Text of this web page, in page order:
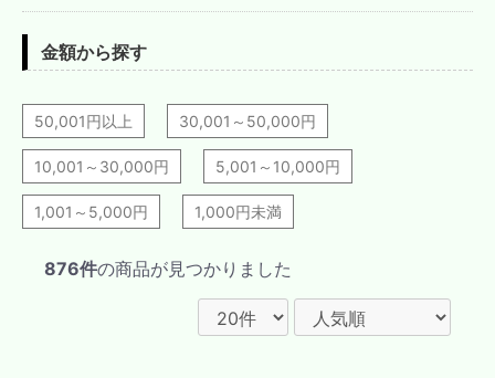
金額から探す
50,001円以上 30,001～50,000円
10,001～30,000円 5,001～10,000円
1,001～5,000円 1,000円未満
876件の商品が見つかりました